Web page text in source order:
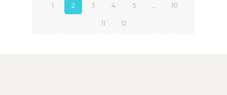
1 2 3 4 5 10
11 12